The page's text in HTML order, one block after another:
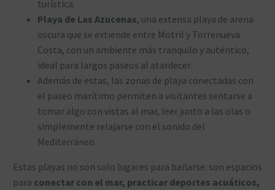
turística.
Playa de Las Azucenas, una extensa playa de arena
oscura que se extiende entre Motril y Torrenueva
Costa, con un ambiente más tranquilo y auténtico,
ideal para largos paseos al atardecer.
Además de estas, las zonas de playa conectadas con
el paseo marítimo permiten a visitantes sentarse a
tomar algo con vistas al mar, leer junto a las olas o
simplemente relajarse con el sonido del
Mediterráneo.
Estas playas no son solo lugares para bañarse: son espacios
para conectar con el mar, practicar deportes acuáticos,